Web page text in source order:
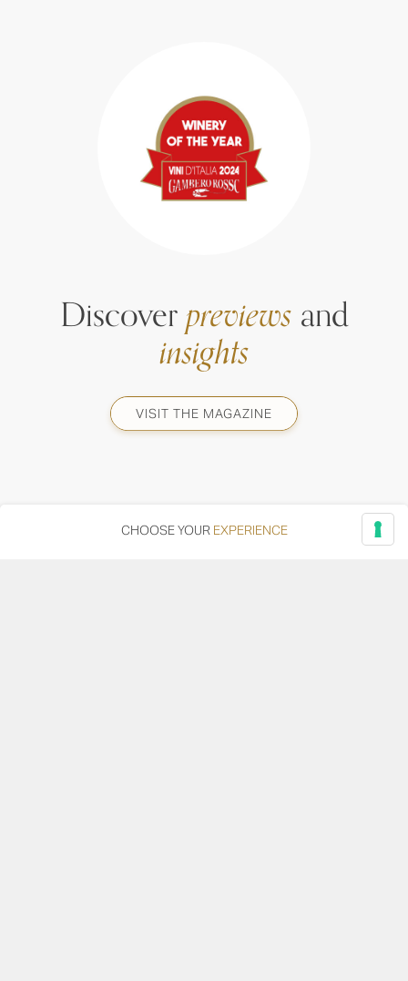
Discoverpreviewsand
insights
VISIT THE MAGAZINE
CHOOSE YOUR EXPERIENCE